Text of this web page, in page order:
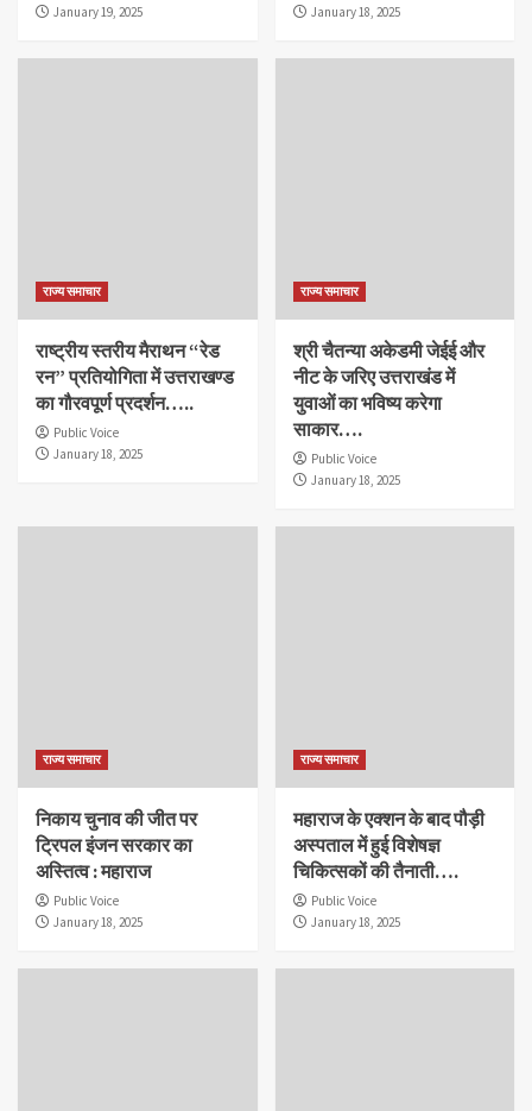
January 19, 2025
January 18, 2025
राज्य समाचार
राष्ट्रीय स्तरीय मैराथन “रेड
रन” प्रतियोगिता में उत्तराखण्ड
का गौरवपूर्ण प्रदर्शन…..
Public Voice
January 18, 2025
राज्य समाचार
श्री चैतन्या अकेडमी जेईई और
नीट के जरिए उत्तराखंड में
युवाओं का भविष्य करेगा
साकार….
Public Voice
January 18, 2025
राज्य समाचार
निकाय चुनाव की जीत पर
ट्रिपल इंजन सरकार का
अस्तित्व : महाराज
Public Voice
January 18, 2025
राज्य समाचार
महाराज के एक्शन के बाद पौड़ी
अस्पताल में हुई विशेषज्ञ
चिकित्सकों की तैनाती….
Public Voice
January 18, 2025